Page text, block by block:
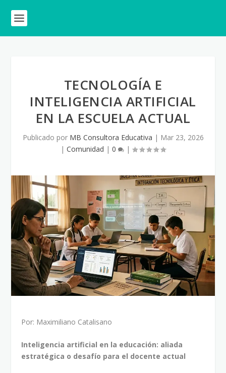
TECNOLOGÍA E
INTELIGENCIA ARTIFICIAL
EN LA ESCUELA ACTUAL
Publicado por MB Consultora Educativa | Mar 23, 2026
| Comunidad | 0 |
Por: Maximiliano Catalisano
Inteligencia artificial en la educación: aliada
estratégica o desafío para el docente actual